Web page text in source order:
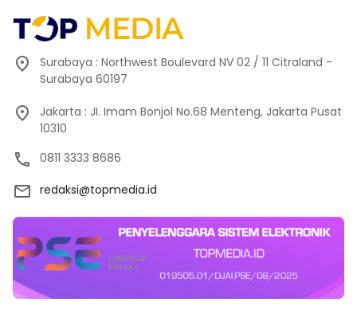
Surabaya : Northwest Boulevard NV 02 / 11 Citraland -
Surabaya 60197
Jakarta : JI. Imam Bonjol No.68 Menteng, Jakarta Pusat
10310
0811 3333 8686
redaksi@topmedia.id